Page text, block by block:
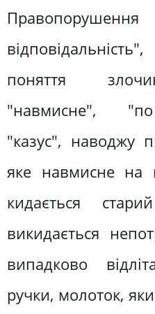
поняття
"навмисне", "по
"казус", наводжу
яке навмисне на
кидається
викидається
випадково
ручки, молоток,